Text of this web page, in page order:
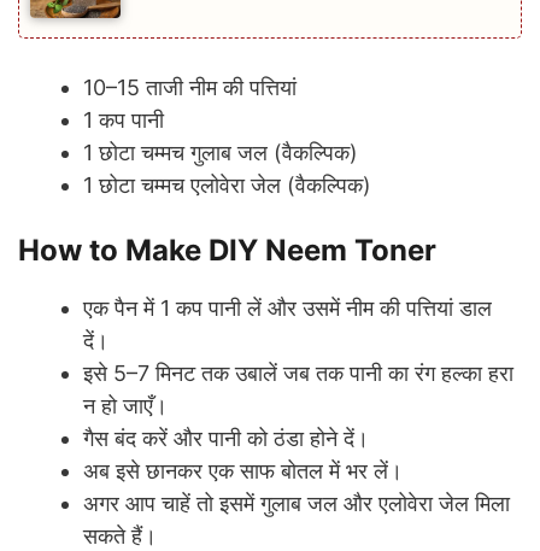
10–15 ताजी नीम की पत्तियां
1 कप पानी
1 छोटा चम्मच गुलाब जल (वैकल्पिक)
1 छोटा चम्मच एलोवेरा जेल (वैकल्पिक)
How to Make DIY Neem Toner
एक पैन में 1 कप पानी लें और उसमें नीम की पत्तियां डाल
दें।
इसे 5–7 मिनट तक उबालें जब तक पानी का रंग हल्का हरा
न हो जाएँ।
गैस बंद करें और पानी को ठंडा होने दें।
अब इसे छानकर एक साफ बोतल में भर लें।
अगर आप चाहें तो इसमें गुलाब जल और एलोवेरा जेल मिला
सकते हैं।